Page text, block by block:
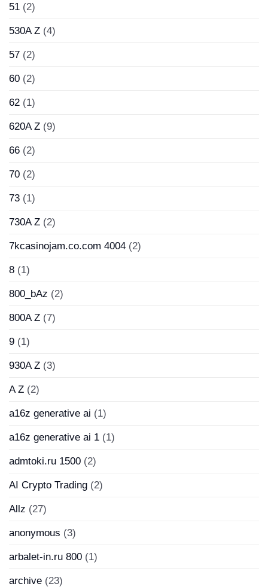
51 (2)
530A Z (4)
57 (2)
60 (2)
62 (1)
620A Z (9)
66 (2)
70 (2)
73 (1)
730A Z (2)
7kcasinojam.co.com 4004 (2)
8 (1)
800_bAz (2)
800A Z (7)
9 (1)
930A Z (3)
A Z (2)
a16z generative ai (1)
a16z generative ai 1 (1)
admtoki.ru 1500 (2)
AI Crypto Trading (2)
Allz (27)
anonymous (3)
arbalet-in.ru 800 (1)
archive (23)